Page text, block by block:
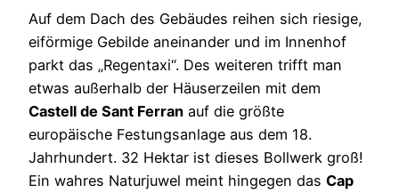
Auf dem Dach des Gebäudes reihen sich riesige,
eiförmige Gebilde aneinander und im Innenhof
parkt das „Regentaxi“. Des weiteren trifft man
etwas außerhalb der Häuserzeilen mit dem
Castell de Sant Ferran auf die größte
europäische Festungsanlage aus dem 18.
Jahrhundert. 32 Hektar ist dieses Bollwerk groß!
Ein wahres Naturjuwel meint hingegen das Cap